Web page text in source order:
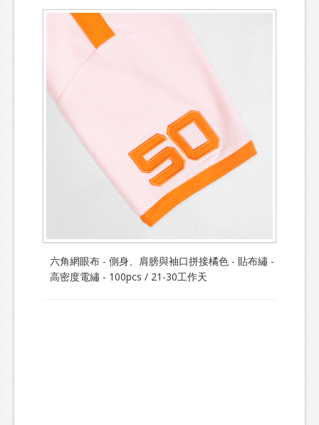
六角網眼布 - 側身、肩膀與袖口拼接橘色 - 貼布繡 -
高密度電繡 - 100pcs / 21-30工作天